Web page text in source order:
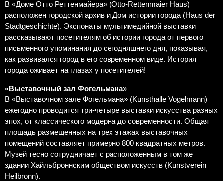
В «Доме Отто Реттенмайера» (Otto-Rettenmaier Haus)
расположен городской архив и Дом истории города (Haus der
Stadtgeschichte). Экспонаты мультимедийной выставки
рассказывают посетителям об истории города от первого
письменного упоминания до сегодняшнего дня, показывая,
как развивался город в его современном виде. История
города оживает на глазах у посетителей!
«Выставочный зал Фогельмана»
В «Выставочном зале Фогельмана» (Kunsthalle Vogelmann)
ежегодно проводится три-четыре выставки искусства разных
эпох, от классического модерна до современности. Общая
площадь размещенных на трех этажах выставочных
помещений составляет примерно 800 квадратных метров.
Музей тесно сотрудничает с расположенным в том же
здании Хайльброннским обществом искусств (Kunstverein
Heilbronn).